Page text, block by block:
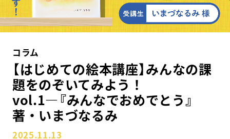
学び方から探す
デジタル講座
入門・実践講座
個別指南講座
スクールマガジン
コンセプト
コラム
【はじめての絵本講座】みんなの課
題をのぞいてみよう！
vol.1―『みんなでおめでとう』
著・いまづなるみ
2025.11.13